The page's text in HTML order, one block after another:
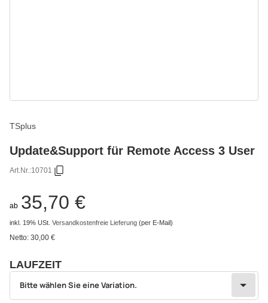
TSplus
Update&Support für Remote Access 3 User
Art.Nr.:10701
ab 35,70 €
inkl. 19% USt. Versandkostenfreie Lieferung (per E-Mail)
Netto: 30,00 €
LAUFZEIT
Bitte wählen Sie eine Variation.